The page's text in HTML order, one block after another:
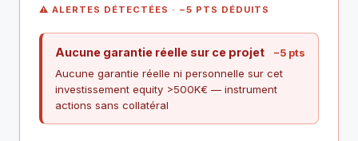
⚠ ALERTES DÉTECTÉES · −5 PTS DÉDUITS
Aucune garantie réelle sur ce projet −5 pts
Aucune garantie réelle ni personnelle sur cet
investissement equity >500K€ — instrument
actions sans collatéral